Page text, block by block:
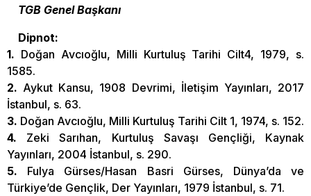
TGB Genel Başkanı
Dipnot:
1. Doğan Avcıoğlu, Milli Kurtuluş Tarihi Cilt4, 1979, s.
1585.
2. Aykut Kansu, 1908 Devrimi, İletişim Yayınları, 2017
İstanbul, s. 63.
3. Doğan Avcıoğlu, Milli Kurtuluş Tarihi Cilt 1, 1974, s. 152.
4. Zeki Sarıhan, Kurtuluş Savaşı Gençliği, Kaynak
Yayınları, 2004 İstanbul, s. 290.
5. Fulya Gürses/Hasan Basri Gürses, Dünya’da ve
Türkiye’de Gençlik, Der Yayınları, 1979 İstanbul, s. 71.